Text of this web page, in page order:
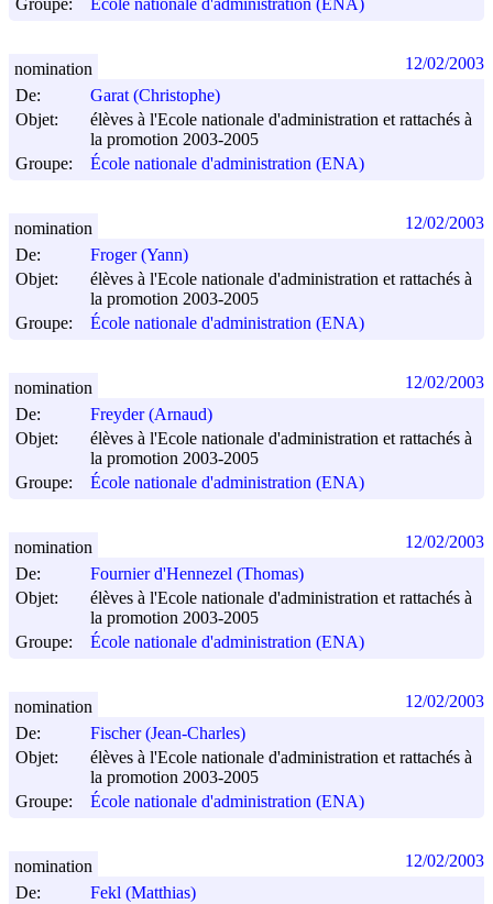
Groupe: École nationale d'administration (ENA)
De:
Garat (Christophe)
Objet:
élèves à l'Ecole nationale d'administration et rattachés à
la promotion 2003-2005
Groupe:
École nationale d'administration (ENA)
nomination 12/02/2003
De:
Froger (Yann)
Objet:
élèves à l'Ecole nationale d'administration et rattachés à
la promotion 2003-2005
Groupe:
École nationale d'administration (ENA)
nomination 12/02/2003
De:
Freyder (Arnaud)
Objet:
élèves à l'Ecole nationale d'administration et rattachés à
la promotion 2003-2005
Groupe:
École nationale d'administration (ENA)
nomination 12/02/2003
De:
Fournier d'Hennezel (Thomas)
Objet:
élèves à l'Ecole nationale d'administration et rattachés à
la promotion 2003-2005
Groupe:
École nationale d'administration (ENA)
nomination 12/02/2003
De:
Fischer (Jean-Charles)
Objet:
élèves à l'Ecole nationale d'administration et rattachés à
la promotion 2003-2005
Groupe:
École nationale d'administration (ENA)
nomination 12/02/2003
De:
Fekl (Matthias)
nomination 12/02/2003